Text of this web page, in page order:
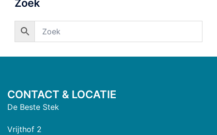
Zoek
CONTACT & LOCATIE
De Beste Stek
Vrijthof 2